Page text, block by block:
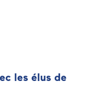
les élus de